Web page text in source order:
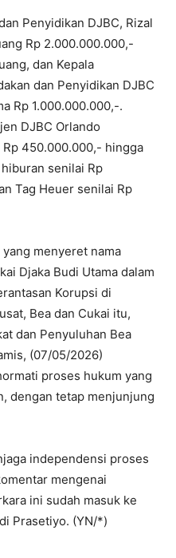
Penyidikan DJBC, Rizal
Rp 2.000.000.000,-
dan Kepala
dan Penyidikan DJBC
Rp 1.000.000.000,-.
DJBC Orlando
450.000.000,- hingga
senilai Rp
Tag Heuer senilai Rp
menyeret nama
Djaka Budi Utama dalam
Korupsi di
Bea dan Cukai itu,
dan Penyuluhan Bea
(07/05/2026)
proses hukum yang
dengan tetap menjunjung
independensi proses
mengenai
ini sudah masuk ke
Prasetiyo. (YN/*)